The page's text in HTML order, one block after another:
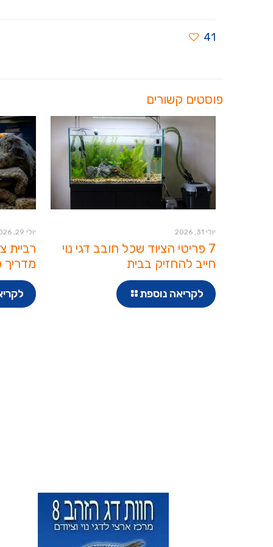
41
פוסטים קשורים
יולי 31, 2026
7 פריטי הציוד שכל חובב דגי נוי
חייב להחזיק בבית
לקריאה נוספת
יולי 29, 2026
רביית
מדריך